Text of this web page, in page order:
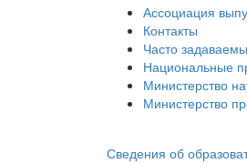
Ассоциация
Контакты
Часто
Национальные
Министерство
Министерство
Сведения об